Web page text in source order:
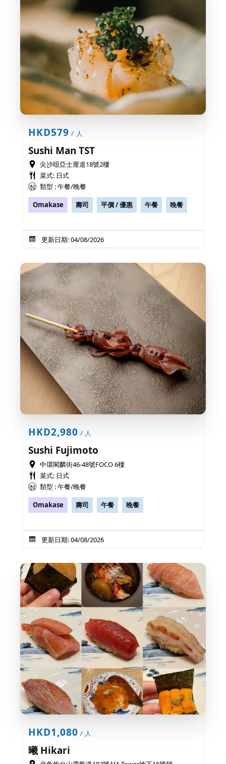
HKD579 / 人
Sushi Man TST
尖沙咀亞士厘道18號2樓
菜式: 日式
類型 : 午餐/晚餐
Omakase
壽司 平價 / 優惠 午餐 晚餐
更新日期: 04/08/2026
HKD2,980 / 人
Sushi Fujimoto
中環閣麟街46-48號FOCO 6樓
菜式: 日式
類型 : 午餐/晚餐
Omakase
壽司 午餐 晚餐
更新日期: 04/08/2026
HKD1,080 / 人
曦 Hikari